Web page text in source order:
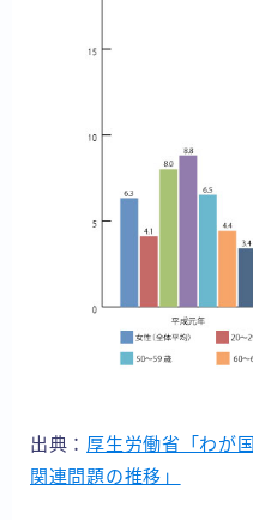
出典： 厚生労働省「わが
関連問題の推移」